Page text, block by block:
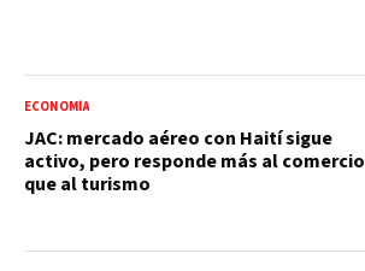
ECONOMÍA
JAC: mercado aéreo con Haití sigue
activo, pero responde más al comercio
que al turismo